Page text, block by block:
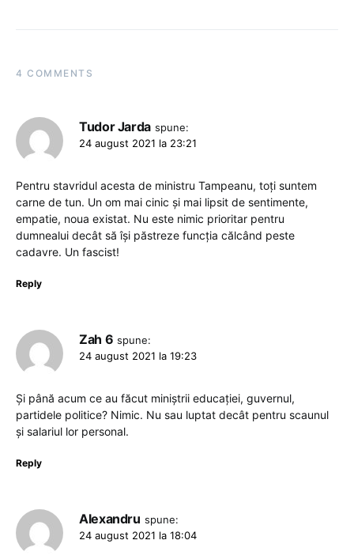
4 COMMENTS
Tudor Jarda spune:
24 august 2021 la 23:21
Pentru stavridul acesta de ministru Tampeanu, toți suntem
carne de tun. Un om mai cinic și mai lipsit de sentimente,
empatie, noua existat. Nu este nimic prioritar pentru
dumnealui decât să își păstreze funcția călcând peste
cadavre. Un fascist!
Reply
Zah 6 spune:
24 august 2021 la 19:23
Și până acum ce au făcut miniștrii educației, guvernul,
partidele politice? Nimic. Nu sau luptat decât pentru scaunul
și salariul lor personal.
Reply
Alexandru spune:
24 august 2021 la 18:04